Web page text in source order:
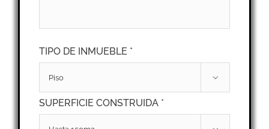
TIPO DE INMUEBLE *

SUPERFICIE CONSTRUIDA *